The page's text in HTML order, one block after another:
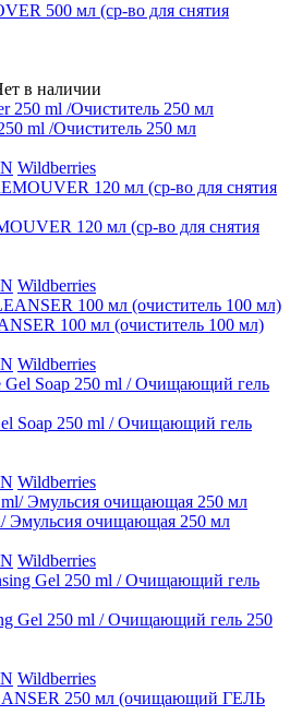
500 мл (ср-во для снятия
в наличии
ml /Очиститель 250 мл
Wildberries
120 мл (ср-во для снятия
Wildberries
100 мл (очиститель 100 мл)
Wildberries
Soap 250 ml / Очищающий гель
Wildberries
Эмульсия очищающая 250 мл
Wildberries
Gel 250 ml / Очищающий гель 250
Wildberries